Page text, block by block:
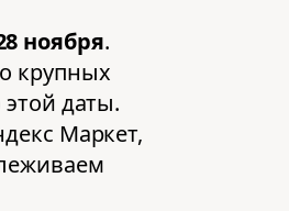
ноября.
крупных
даты.
Маркет,